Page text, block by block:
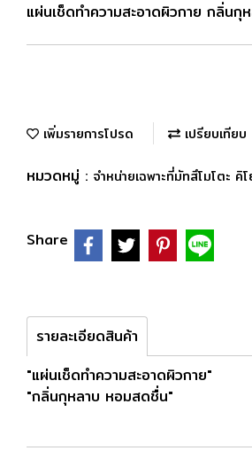
แผ่นเช็ดทำความสะอาดผิวกาย กลิ่นกุ
เพิ่มรายการโปรด เปรียบเทียบ
หมวดหมู่ : จำหน่ายเฉพาะที่มัทสึโมโตะ คิ
Share
รายละเอียดสินค้า
"แผ่นเช็ดทำความสะอาดผิวกาย"
"กลิ่นกุหลาบ หอมสดชื่น"